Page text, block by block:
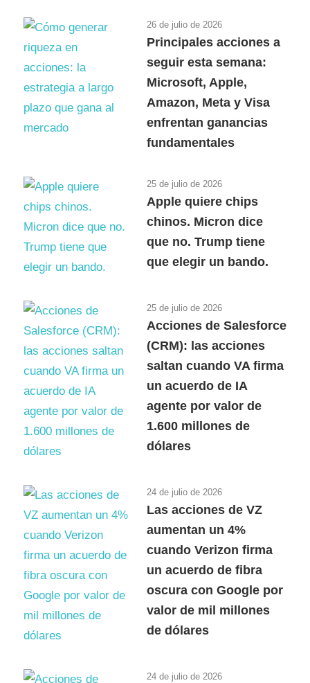
26 de julio de 2026
Principales acciones a
seguir esta semana:
Microsoft, Apple,
Amazon, Meta y Visa
enfrentan ganancias
fundamentales
25 de julio de 2026
Apple quiere chips
chinos. Micron dice
que no. Trump tiene
que elegir un bando.
25 de julio de 2026
Acciones de Salesforce
(CRM): las acciones
saltan cuando VA firma
un acuerdo de IA
agente por valor de
1.600 millones de
dólares
24 de julio de 2026
Las acciones de VZ
aumentan un 4%
cuando Verizon firma
un acuerdo de fibra
oscura con Google por
valor de mil millones
de dólares
24 de julio de 2026